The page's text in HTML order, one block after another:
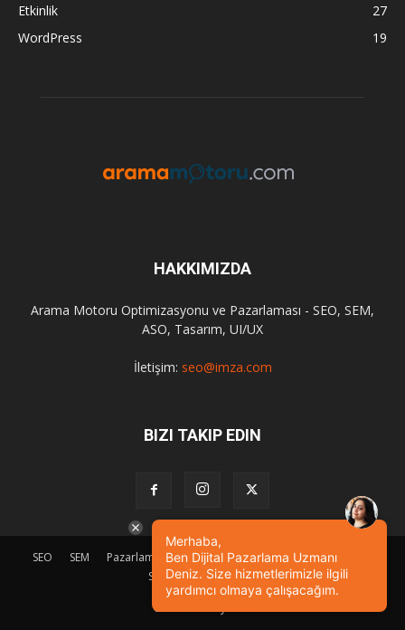
Etkinlik
27
WordPress
19
HAKKIMIZDA
Arama Motoru Optimizasyonu ve Pazarlaması - SEO, SEM,
ASO, Tasarım, UI/UX
İletişim: seo@imza.com
BIZI TAKIP EDIN
SEO SEM Pazarlama Tasarım Sosyal Medya
Etkinlik
SEO Eğitimi
İletişim
© Powered by
Merhaba,
Ben Dijital Pazarlama Uzmanı
Deniz. Size hizmetlerimizle ilgili
yardımcı olmaya çalışacağım.